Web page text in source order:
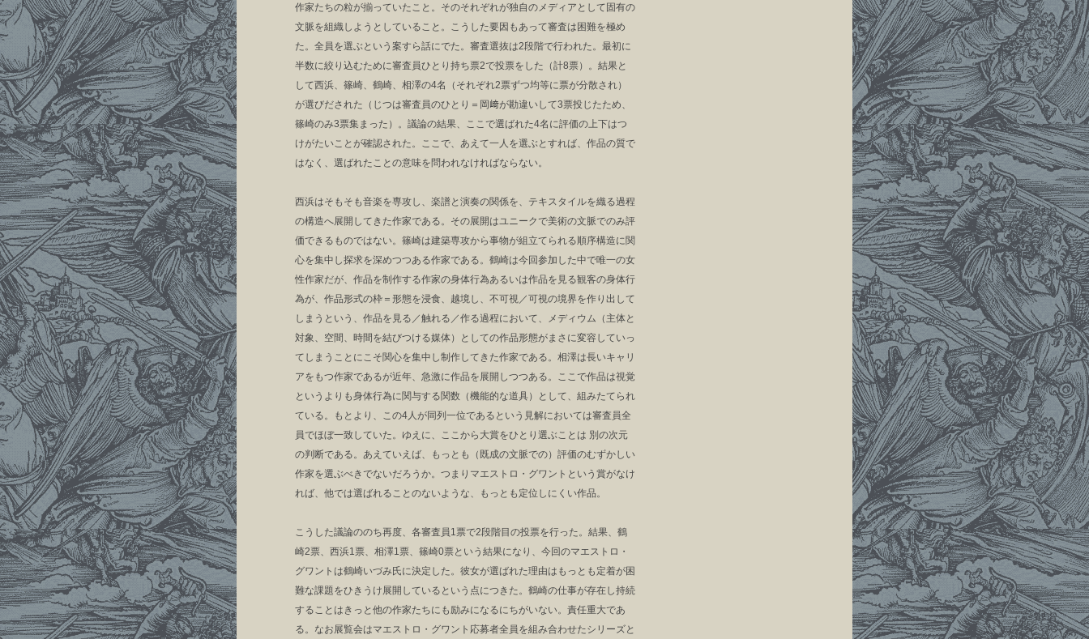
作家たちの粒が揃っていたこと。そのそれぞれが独自のメディアとして固有の
文脈を組織しようとしていること。こうした要因もあって審査は困難を極め
た。全員を選ぶという案すら話にでた。審査選抜は2段階で行われた。最初に
半数に絞り込むために審査員ひとり持ち票2で投票をした（計8票）。結果と
して西浜、篠崎、鶴崎、相澤の4名（それぞれ2票ずつ均等に票が分散され）
が選びだされた（じつは審査員のひとり＝岡﨑が勘違いして3票投じたため、
篠崎のみ3票集まった）。議論の結果、ここで選ばれた4名に評価の上下はつ
けがたいことが確認された。ここで、あえて一人を選ぶとすれば、作品の質で
はなく、選ばれたことの意味を問われなければならない。
西浜はそもそも音楽を専攻し、楽譜と演奏の関係を、テキスタイルを織る過程
の構造へ展開してきた作家である。その展開はユニークで美術の文脈でのみ評
価できるものではない。篠崎は建築専攻から事物が組立てられる順序構造に関
心を集中し探求を深めつつある作家である。鶴崎は今回参加した中で唯一の女
性作家だが、作品を制作する作家の身体行為あるいは作品を見る観客の身体行
為が、作品形式の枠＝形態を浸食、越境し、不可視／可視の境界を作り出して
しまうという、作品を見る／触れる／作る過程において、メディウム（主体と
対象、空間、時間を結びつける媒体）としての作品形態がまさに変容していっ
てしまうことにこそ関心を集中し制作してきた作家である。相澤は長いキャリ
アをもつ作家であるが近年、急激に作品を展開しつつある。ここで作品は視覚
というよりも身体行為に関与する関数（機能的な道具）として、組みたてられ
ている。もとより、この4人が同列一位であるという見解においては審査員全
員でほぼ一致していた。ゆえに、ここから大賞をひとり選ぶことは 別の次元
の判断である。あえていえば、もっとも（既成の文脈での）評価のむずかしい
作家を選ぶべきでないだろうか。つまりマエストロ・グワントという賞がなけ
れば、他では選ばれることのないような、もっとも定位しにくい作品。
こうした議論ののち再度、各審査員1票で2段階目の投票を行った。結果、鶴
崎2票、西浜1票、相澤1票、篠崎0票という結果になり、今回のマエストロ・
グワントは鶴崎いづみ氏に決定した。彼女が選ばれた理由はもっとも定着が困
難な課題をひきうけ展開しているという点につきた。鶴崎の仕事が存在し持続
することはきっと他の作家たちにも励みになるにちがいない。責任重大であ
る。なお展覧会はマエストロ・グワント応募者全員を組み合わせたシリーズと